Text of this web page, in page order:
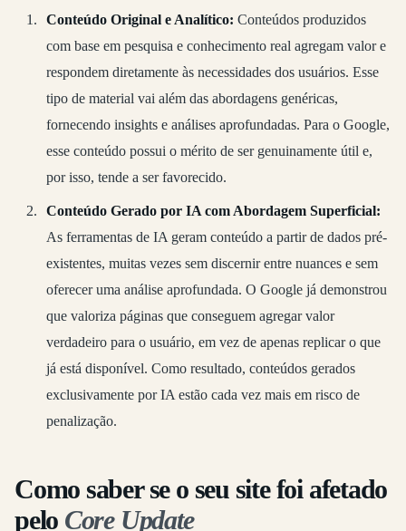
Conteúdo Original e Analítico: Conteúdos produzidos
com base em pesquisa e conhecimento real agregam valor e
respondem diretamente às necessidades dos usuários. Esse
tipo de material vai além das abordagens genéricas,
fornecendo insights e análises aprofundadas. Para o Google,
esse conteúdo possui o mérito de ser genuinamente útil e,
por isso, tende a ser favorecido.
Conteúdo Gerado por IA com Abordagem Superficial:
As ferramentas de IA geram conteúdo a partir de dados pré-
existentes, muitas vezes sem discernir entre nuances e sem
oferecer uma análise aprofundada. O Google já demonstrou
que valoriza páginas que conseguem agregar valor
verdadeiro para o usuário, em vez de apenas replicar o que
já está disponível. Como resultado, conteúdos gerados
exclusivamente por IA estão cada vez mais em risco de
penalização.
Como saber se o seu site foi afetado
pelo Core Update